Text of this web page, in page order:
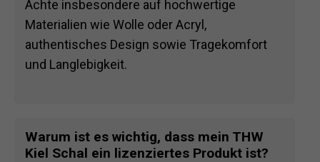
Achte insbesondere auf hochwertige
Materialien wie Wolle oder Acryl,
authentisches Design sowie Tragekomfort
und Langlebigkeit.
Warum ist es wichtig, dass mein THW
Kiel Schal ein lizenziertes Produkt ist?